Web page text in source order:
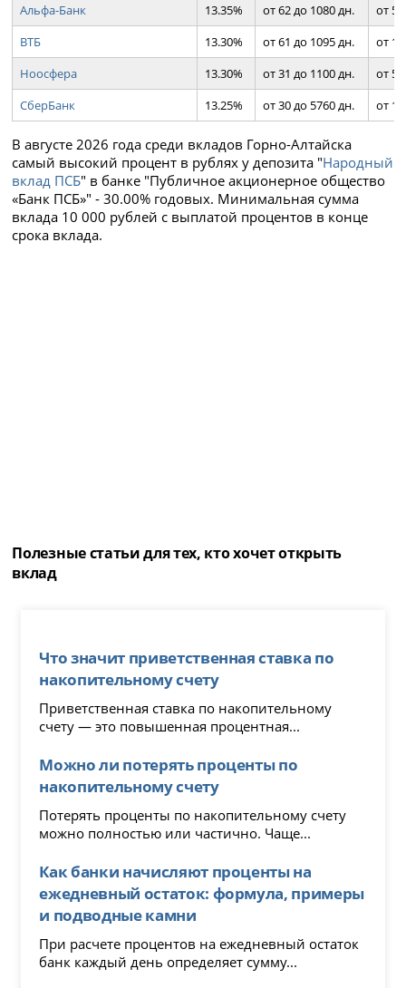
Альфа-Банк
13.35% от 62 до 1080 дн.
от
ВТБ
13.30% от 61 до 1095 дн.
от
Ноосфера
13.30% от 31 до 1100 дн.
от
СберБанк
13.25% от 30 до 5760 дн. от
В августе 2026 года среди вкладов Горно-Алтайска
самый высокий процент в рублях у депозита "Народный
вклад ПСБ" в банке "Публичное акционерное общество
«Банк ПСБ»" - 30.00% годовых. Минимальная сумма
вклада 10 000 рублей с выплатой процентов в конце
срока вклада.
Полезные статьи для тех, кто хочет открыть
вклад
Что значит приветственная ставка по
накопительному счету
Приветственная ставка по накопительному
счету — это повышенная процентная...
Можно ли потерять проценты по
накопительному счету
Потерять проценты по накопительному счету
можно полностью или частично. Чаще...
Как банки начисляют проценты на
ежедневный остаток: формула, примеры
и подводные камни
При расчете процентов на ежедневный остаток
банк каждый день определяет сумму...